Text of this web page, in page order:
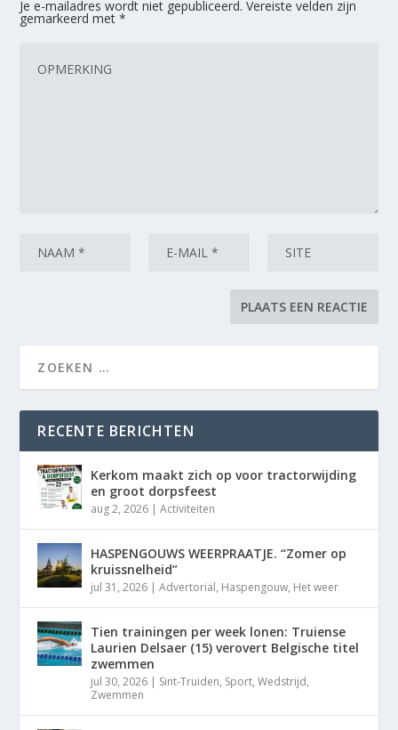
Je e-mailadres wordt niet gepubliceerd. Vereiste velden zijn
gemarkeerd met*
RECENTE BERICHTEN
Kerkom maakt zich op voor tractorwijding
en groot dorpsfeest
aug 2, 2026 |Activiteiten
HASPENGOUWS WEERPRAATJE. “Zomer op
kruissnelheid”
jul 31, 2026 |Advertorial, Haspengouw, Het weer
Tien trainingen per week lonen: Truiense
Laurien Delsaer (15) verovert Belgische titel
zwemmen
jul 30, 2026 Sint-Truiden, Sport,Wedstrijd,
Zwemmen